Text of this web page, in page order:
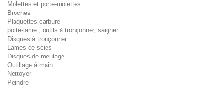
Molettes et porte-molettes
Broches
Plaquettes carbure
porte-lame , outils à tronçonner, saigner
Disques à tronçonner
Lames de scies
Disques de meulage
Outillage à main
Nettoyer
Peindre